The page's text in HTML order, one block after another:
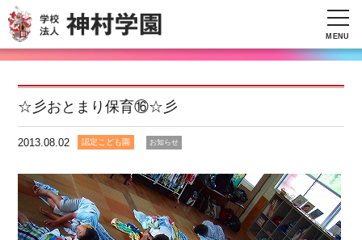
MENU
☆彡おとまり保育⑯☆彡
2013.08.02 認定こども園 お知らせ